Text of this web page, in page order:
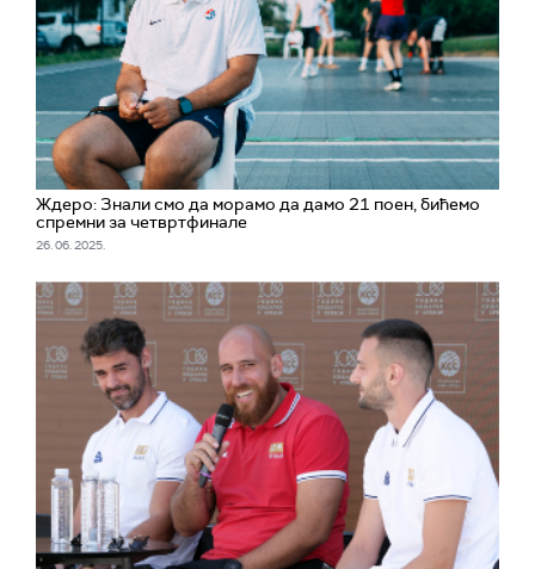
Ждеро: Знали смо да морамо да дамо 21 поен, бићемо
спремни за четвртфинале
26. 06. 2025.